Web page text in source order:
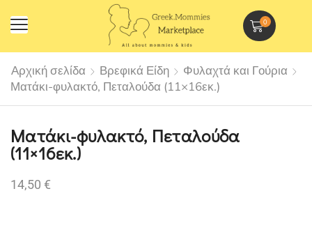
0
Αρχική σελίδα Βρεφικά Είδη
Φυλαχτά και Γούρια
Ματάκι-φυλακτό, Πεταλούδα (11×16εκ.)
Ματάκι-φυλακτό, Πεταλούδα
(11×16εκ.)
14,50 €